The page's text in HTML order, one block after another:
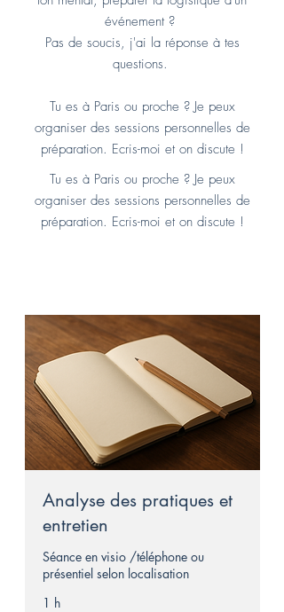
événement ?
Pas de soucis, j'ai la réponse à tes
questions.
Tu es à Paris ou proche ? Je peux
organiser des sessions personnelles de
préparation. Ecris-moi et on discute !
Tu es à Paris ou proche ? Je peux
organiser des sessions personnelles de
préparation. Ecris-moi et on discute !
Analyse des pratiques et
entretien
Séance en visio /téléphone ou
présentiel selon localisation
1 h